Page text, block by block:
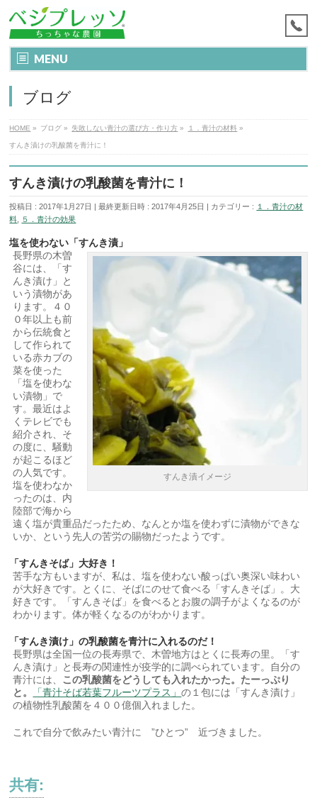
MENU
ブログ
HOME » ブログ » 失敗しない青汁の選び方・作り方 » １．青汁の材料 »
すんき漬けの乳酸菌を青汁に！
すんき漬けの乳酸菌を青汁に！
投稿日 : 2017年1月27日 最終更新日時 : 2017年4月25日 カテゴリー : １．青汁の材
料
５．青汁の効果
塩を使わない「すんき漬」
すんき漬イメージ
長野県の木曽
谷には、「す
んき漬け」と
いう漬物があ
ります。４０
０年以上も前
から伝統食と
して作られて
いる赤カブの
菜を使った
「塩を使わな
い漬物」で
す。最近はよ
くテレビでも
紹介され、そ
の度に、騒動
が起こるほど
の人気です。
塩を使わなか
ったのは、内
陸部で海から
遠く塩が貴重品だったため、なんとか塩を使わずに漬物ができな
いか、という先人の苦労の賜物だったようです。
「すんきそば」大好き！
苦手な方もいますが、私は、塩を使わない酸っぱい奥深い味わい
が大好きです。とくに、そばにのせて食べる「すんきそば」。大
好きです。「すんきそば」を食べるとお腹の調子がよくなるのが
わかります。体が軽くなるのがわかります。
「すんき漬け」の乳酸菌を青汁に入れるのだ！
長野県は全国一位の長寿県で、木曽地方はとくに長寿の里。「す
んき漬け」と長寿の関連性が疫学的に調べられています。自分の
青汁には、 この乳酸菌をどうしても入れたかった。たーっぷり
と。
「青汁そば若葉フルーツプラス」の１包には「すんき漬け」
の植物性乳酸菌を４００億個入れました。
これで自分で飲みたい青汁に ”ひとつ” 近づきました。
共有: